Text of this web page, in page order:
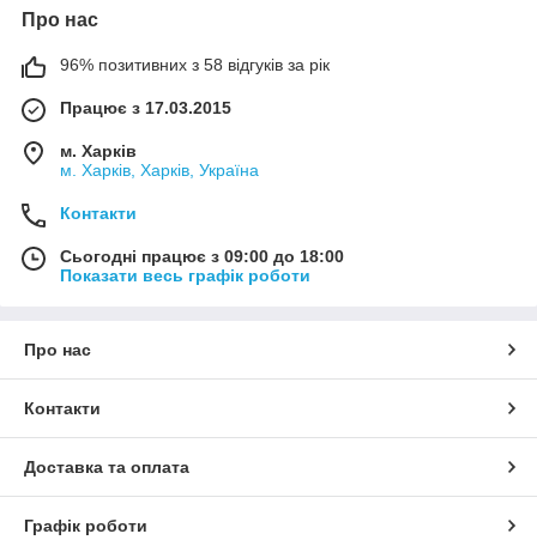
Про нас
96% позитивних з 58 відгуків за рік
Працює з 17.03.2015
м. Харків
м. Харків, Харків, Україна
Контакти
Сьогодні працює з 09:00 до 18:00
Показати весь графік роботи
Про нас
Контакти
Доставка та оплата
Графік роботи